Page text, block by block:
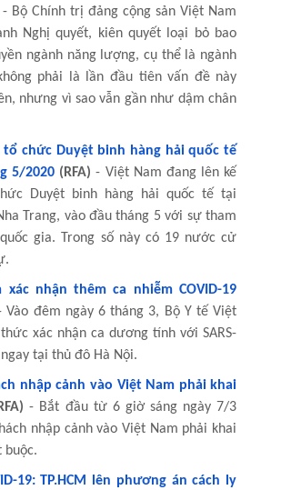
- Bộ Chính trị đảng cộng sản Việt Nam
Nghị quyết, kiên quyết loại bỏ bao
ngành năng lượng, cụ thể là ngành
phải là lần đầu tiên vấn đề này
nhưng vì sao vẫn gần như dậm chân
tổ chức Duyệt binh hàng hải quốc tế
5/2020 (RFA) - Việt Nam đang lên kế
Duyệt binh hàng hải quốc tế tại
Trang, vào đầu tháng 5 với sự tham
gia. Trong số này có 19 nước cử
xác nhận thêm ca nhiễm COVID-19
Vào đêm ngày 6 tháng 3, Bộ Y tế Việt
xác nhận ca dương tính với SARS-
tại thủ đô Hà Nội.
nhập cảnh vào Việt Nam phải khai
- Bắt đầu từ 6 giờ sáng ngày 7/3
nhập cảnh vào Việt Nam phải khai
buộc.
19: TP.HCM lên phương án cách ly